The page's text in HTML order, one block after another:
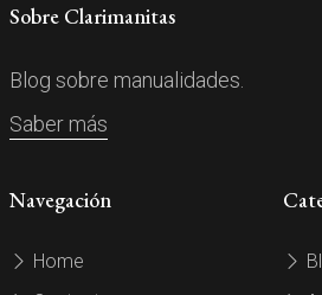
Sobre Clarimanitas
Blog sobre manualidades.
Saber más
Navegación
Home